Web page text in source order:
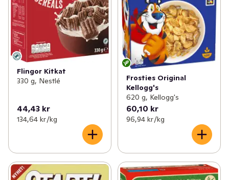
Flingor Kitkat
330 g, Nestlé
44,43 kr
134,64 kr /kg
Frosties Original
Kellogg's
620 g, Kellogg's
60,10 kr
96,94 kr /kg